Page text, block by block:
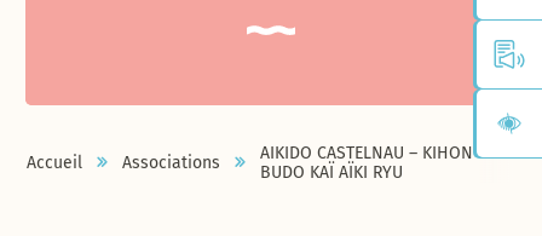
Accueil Associations
AÏKIDO CASTELNAU – KIHON GI
BUDO KAÏ AÏKI RYU